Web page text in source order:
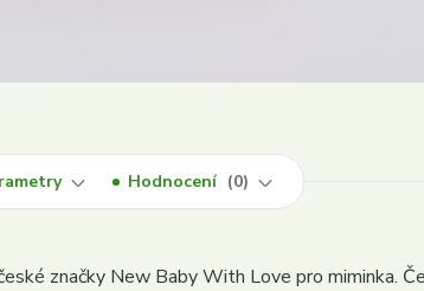
Hodnocení 0
značky New Baby With Love pro miminka.